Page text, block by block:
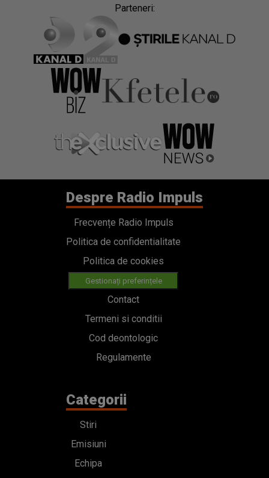
Parteneri:
Despre Radio Impuls
Frecvențe Radio Impuls
Politica de confidentialitate
Politica de cookies
Gestionați preferințele
Contact
Termeni si conditii
Cod deontologic
Regulamente
Categorii
Stiri
Emisiuni
Echipa